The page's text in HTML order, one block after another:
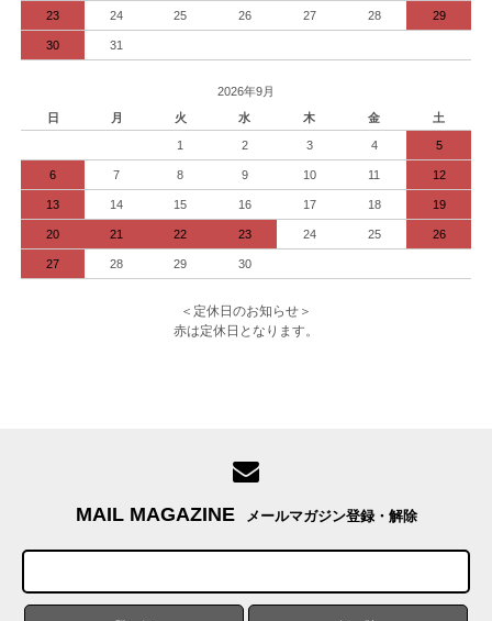
23 24 25 26 27 28 29
30 31
2026年9月
日
月 火 水 木 金 土
1 2 3 4 5
6 7 8 9 10 11 12
13 14 15 16 17 18 19
20 21 22 23 24 25 26
27 28 29 30
＜定休日のお知らせ＞
赤は定休日となります。
MAIL MAGAZINE メールマガジン登録・解除